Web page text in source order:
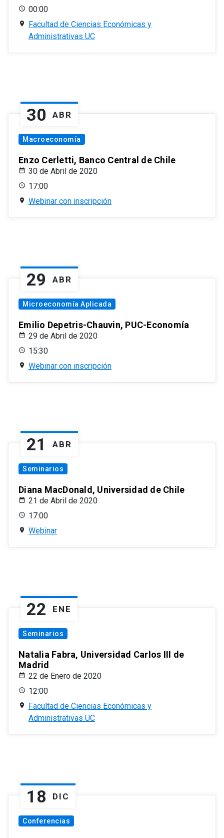
00:00
Facultad de Ciencias Económicas y
Administrativas UC
30 ABR
Macroeconomía
Enzo Cerletti, Banco Central de Chile
30 de Abril de 2020
17:00
Webinar con inscripción
29 ABR
Microeconomía Aplicada
Emilio Depetris-Chauvin, PUC-Economía
29 de Abril de 2020
15:30
Webinar con inscripción
21 ABR
Seminarios
Diana MacDonald, Universidad de Chile
21 de Abril de 2020
17:00
Webinar
22 ENE
Seminarios
Natalia Fabra, Universidad Carlos III de
Madrid
22 de Enero de 2020
12:00
Facultad de Ciencias Económicas y
Administrativas UC
18 DIC
Conferencias